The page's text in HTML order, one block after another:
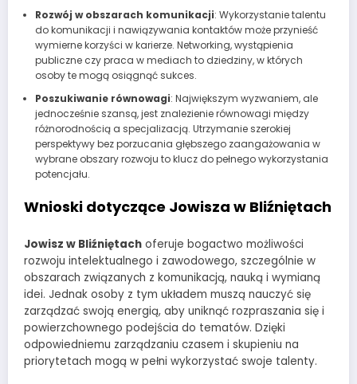
Rozwój w obszarach komunikacji: Wykorzystanie talentu
do komunikacji i nawiązywania kontaktów może przynieść
wymierne korzyści w karierze. Networking, wystąpienia
publiczne czy praca w mediach to dziedziny, w których
osoby te mogą osiągnąć sukces.
Poszukiwanie równowagi: Największym wyzwaniem, ale
jednocześnie szansą, jest znalezienie równowagi między
różnorodnością a specjalizacją. Utrzymanie szerokiej
perspektywy bez porzucania głębszego zaangażowania w
wybrane obszary rozwoju to klucz do pełnego wykorzystania
potencjału.
Wnioski dotyczące Jowisza w Bliźniętach
Jowisz w Bliźniętach oferuje bogactwo możliwości
rozwoju intelektualnego i zawodowego, szczególnie w
obszarach związanych z komunikacją, nauką i wymianą
idei. Jednak osoby z tym układem muszą nauczyć się
zarządzać swoją energią, aby uniknąć rozpraszania się i
powierzchownego podejścia do tematów. Dzięki
odpowiedniemu zarządzaniu czasem i skupieniu na
priorytetach mogą w pełni wykorzystać swoje talenty.